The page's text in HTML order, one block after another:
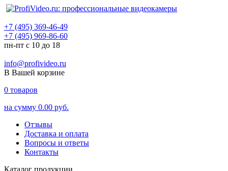
+7 (495) 369-46-49
+7 (495) 969-86-60
пн-пт с 10 до 18
info@profivideo.ru
В Вашей корзине
0 товаров
на сумму 0.00 руб.
Отзывы
Доставка и оплата
Вопросы и ответы
Контакты
Каталог продукции